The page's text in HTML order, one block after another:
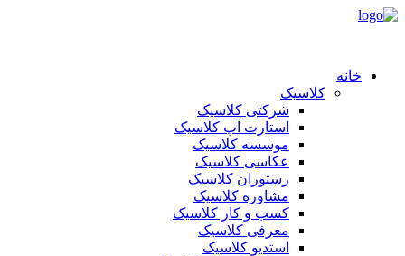
خانه
کلاسیک
شرکتی کلاسیک
استارت آپ کلاسیک
موسسه کلاسیک
عکاسی کلاسیک
رستوران کلاسیک
مشاوره کلاسیک
کسب و کار کلاسیک
معرفی کلاسیک
استدیو کلاسیک